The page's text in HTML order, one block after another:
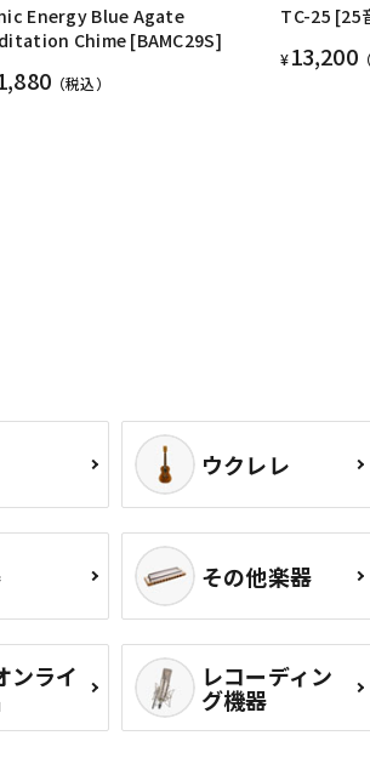
Energy Blue Agate
Chime [BAMC29S]
（税込）
TC-25 [25
¥13,200
ウクレレ
その他楽器
ンライ レコーディン
グ機器